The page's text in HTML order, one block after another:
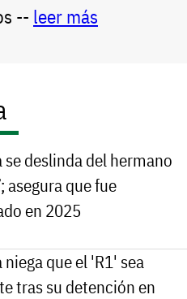
-- leer más
se deslinda del hermano
asegura que fue
en 2025
niega que el 'R1' sea
tras su detención en